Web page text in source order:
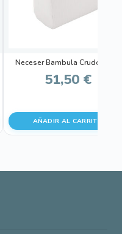
Neceser Bambula Crudo Bebé
51,50 €
AÑADIR AL CARRITO